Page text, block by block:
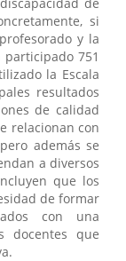
si
y la
751
la Escala
resultados
de calidad
relacionan con
además se
a diversos
que los
de formar
con una
docentes que